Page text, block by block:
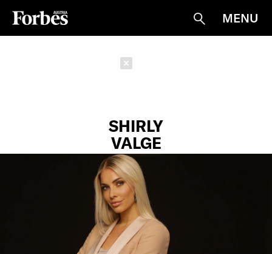
Suche
MENU
SHIRLY
VALGE